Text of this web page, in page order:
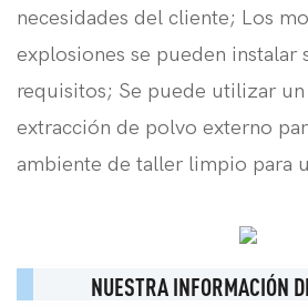
necesidades del cliente; Los
explosiones se pueden instalar
requisitos; Se puede utilizar
extracción de polvo externo
ambiente de taller limpio para
NUESTRA INFORMACIÓN